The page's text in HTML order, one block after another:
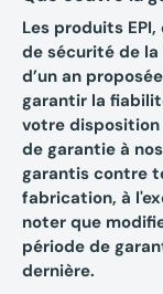
Les produits
de sécurité de la
d’un an
garantir la
votre disposition
de garantie à
garantis contre
fabrication, à
noter que
période de
dernière.